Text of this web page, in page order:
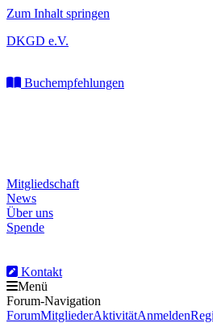
Zum Inhalt springen
DKGD e.V.
Buchempfehlungen
Mitgliedschaft
News
Über uns
Spende
Kontakt
Menü
Forum-Navigation
ForumMitgliederAktivitätAnmelden